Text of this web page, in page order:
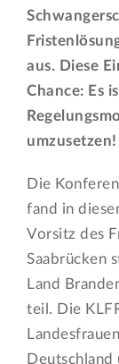
aus. Diese
Chance: Es
umzusetzen!
Die
fand in
Vorsitz des
Saabrücken
Land
teil. Die